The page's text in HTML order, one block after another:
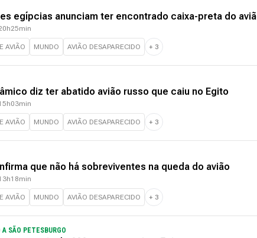
egípcias anunciam ter encontrado caixa-preta do
AVIÃO MUNDO AVIÃO DESAPARECIDO + 3
diz ter abatido avião russo que caiu no Egito
AVIÃO MUNDO AVIÃO DESAPARECIDO + 3
que não há sobreviventes na queda do avião
AVIÃO MUNDO AVIÃO DESAPARECIDO + 3
SÃO PETESBURGO